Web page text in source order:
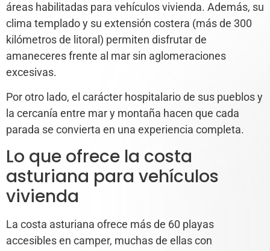
áreas habilitadas para vehículos vivienda. Además, su
clima templado y su extensión costera (más de 300
kilómetros de litoral) permiten disfrutar de
amaneceres frente al mar sin aglomeraciones
excesivas.
Por otro lado, el carácter hospitalario de sus pueblos y
la cercanía entre mar y montaña hacen que cada
parada se convierta en una experiencia completa.
Lo que ofrece la costa
asturiana para vehículos
vivienda
La costa asturiana ofrece más de 60 playas
accesibles en camper, muchas de ellas con